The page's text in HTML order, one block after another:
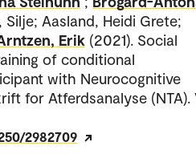
Silje; Aasland, Heidi Grete;
Erik (2021). Social
of conditional
with Neurocognitive
for Atferdsanalyse (NTA).
2982709